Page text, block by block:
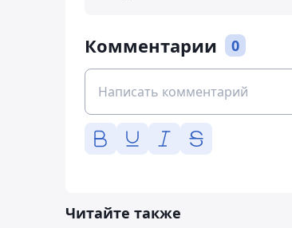
Комментарии 0
Читайте также